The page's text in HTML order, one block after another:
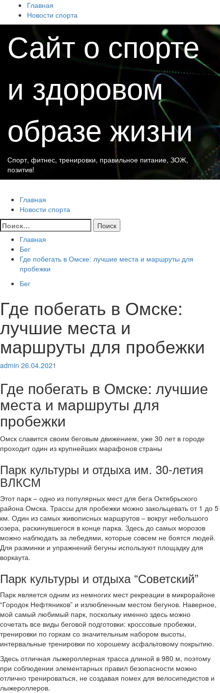
Перейти
содержимому
Главная
Новости спорта
Сайт о спорте
и здоровом
образе жизни
Спорт, фитнес, тренировки, правильное питание, ЗОЖ,
позитив!
Главная
Новости спорта
Найти:
Главная
Бег
Где побегать в Омске: лучшие места и маршруты для
пробежки
Бег
Где побегать в Омске:
лучшие места и
маршруты для пробежки
admin 26.04.2021
Где побегать в Омске: лучшие
места и маршруты для
пробежки
Омск славится своим беговым движением, уже 30 лет в городе
проходит один из крупнейших марафонов страны
Парк культуры и отдыха им. 30-летия
ВЛКСМ
Этот парк – одно из популярных мест для бега Октябрьского
района Омска. Трассы для пробежки можно закольцевать от 1 до 5
км. Один из самых живописных маршрутов – вокруг небольшого
озера, раскинувшегося в конце парка. Здесь до самых морозов
можно наблюдать за лебедями, которые совсем не боятся людей.
Для разминки и упражнений бегуны используют площадку для
воркаута.
Парк культуры и отдыха “Советский”
Парк является одним из немногих мест рекреации в микрорайоне
“Городок Нефтяников” и излюбленным местом бегунов. Наверное,
мой самый любимый парк, поскольку именно здесь можно
сочетать все виды беговой подготовки: кроссовые пробежки,
тренировки по горкам со значительным набором высоты,
интервальные тренировки по хорошему асфальтовому покрытию.
Здесь отличная лыжероллерная трасса длиной в 980 м, поэтому
при соблюдении элементарных правил безопасности можно
отлично тренироваться, не создавая помех для велосипедистов и
лыжероллеров.